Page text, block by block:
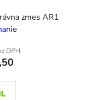
zmes AR1
DPH